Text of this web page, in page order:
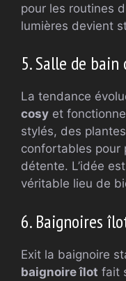
pour les routines
lumières devient
5. Salle de bain
La tendance
cosy et
stylés, des
confortables pour
détente. L’idée
véritable lieu de
6. Baignoires
Exit la baignoire
baignoire îlot fait